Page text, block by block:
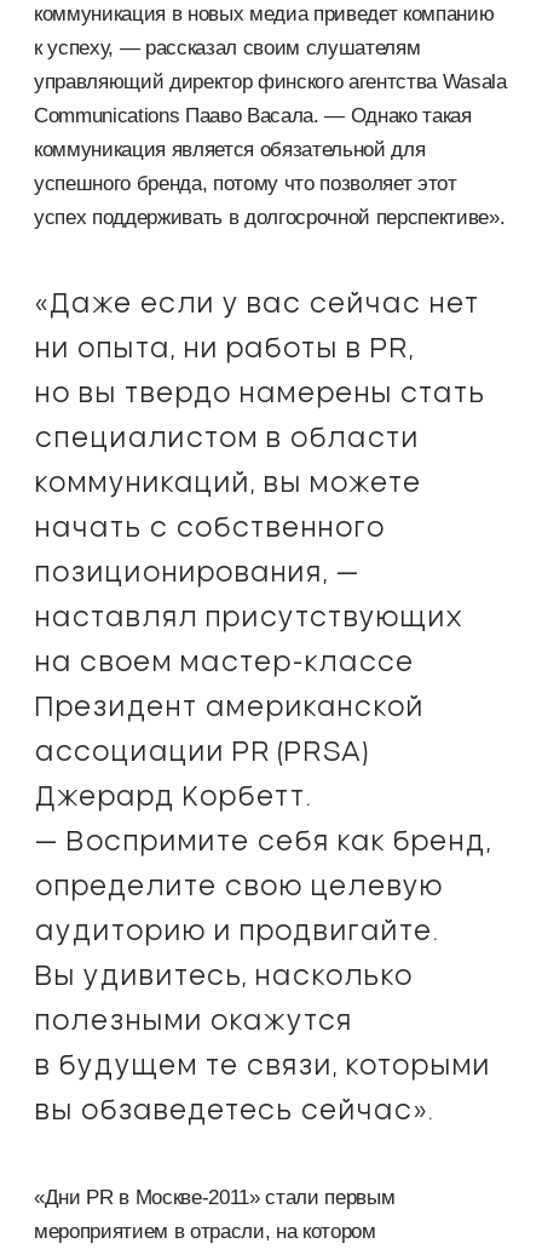
коммуникация в новых медиа приведет компанию
к успеху, — рассказал своим слушателям
управляющий директор финского агентства Wasala
Communications Пааво Васала. — Однако такая
коммуникация является обязательной для
успешного бренда, потому что позволяет этот
успех поддерживать в долгосрочной перспективе».
«Даже если у вас сейчас нет
ни опыта, ни работы в PR,
но вы твердо намерены стать
специалистом в области
коммуникаций, вы можете
начать с собственного
позиционирования, —
наставлял присутствующих
на своем мастер-классе
Президент американской
ассоциации PR (PRSA)
Джерард Корбетт.
— Воспримите себя как бренд,
определите свою целевую
аудиторию и продвигайте.
Вы удивитесь, насколько
полезными окажутся
в будущем те связи, которыми
вы обзаведетесь сейчас».
«Дни PR в Москве-2011» стали первым
мероприятием в отрасли, на котором